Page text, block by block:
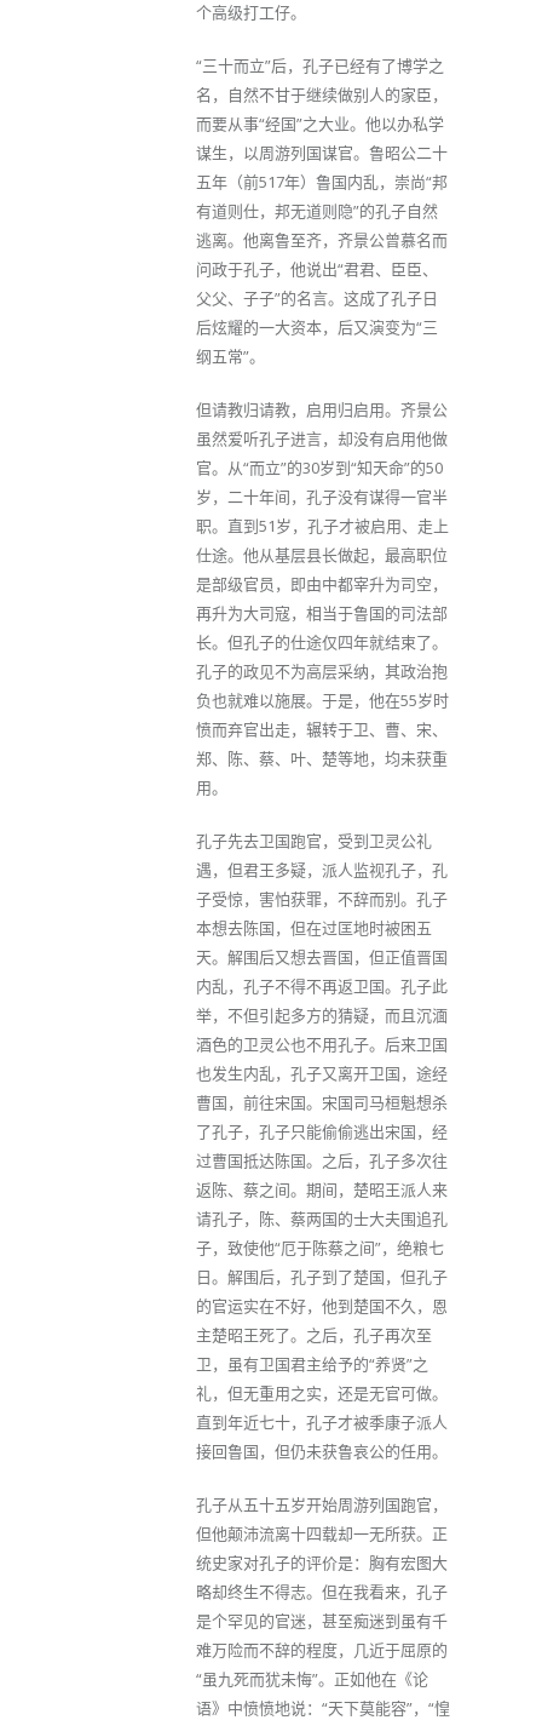
个高级打工仔。
“三十而立”后，孔子已经有了博学之
名，自然不甘于继续做别人的家臣，
而要从事“经国”之大业。他以办私学
谋生，以周游列国谋官。鲁昭公二十
五年（前517年）鲁国内乱，崇尚“邦
有道则仕，邦无道则隐”的孔子自然
逃离。他离鲁至齐，齐景公曾慕名而
问政于孔子，他说出“君君、臣臣、
父父、子子”的名言。这成了孔子日
后炫耀的一大资本，后又演变为“三
纲五常”。
但请教归请教，启用归启用。齐景公
虽然爱听孔子进言，却没有启用他做
官。从“而立”的30岁到“知天命”的50
岁，二十年间，孔子没有谋得一官半
职。直到51岁，孔子才被启用、走上
仕途。他从基层县长做起，最高职位
是部级官员，即由中都宰升为司空，
再升为大司寇，相当于鲁国的司法部
长。但孔子的仕途仅四年就结束了。
孔子的政见不为高层采纳，其政治抱
负也就难以施展。于是，他在55岁时
愤而弃官出走，辗转于卫、曹、宋、
郑、陈、蔡、叶、楚等地，均未获重
用。
孔子先去卫国跑官，受到卫灵公礼
遇，但君王多疑，派人监视孔子，孔
子受惊，害怕获罪，不辞而别。孔子
本想去陈国，但在过匡地时被困五
天。解围后又想去晋国，但正值晋国
内乱，孔子不得不再返卫国。孔子此
举，不但引起多方的猜疑，而且沉湎
酒色的卫灵公也不用孔子。后来卫国
也发生内乱，孔子又离开卫国，途经
曹国，前往宋国。宋国司马桓魁想杀
了孔子，孔子只能偷偷逃出宋国，经
过曹国抵达陈国。之后，孔子多次往
返陈、蔡之间。期间，楚昭王派人来
请孔子，陈、蔡两国的士大夫围追孔
子，致使他“厄于陈蔡之间”，绝粮七
日。解围后，孔子到了楚国，但孔子
的官运实在不好，他到楚国不久，恩
主楚昭王死了。之后，孔子再次至
卫，虽有卫国君主给予的“养贤”之
礼，但无重用之实，还是无官可做。
直到年近七十，孔子才被季康子派人
接回鲁国，但仍未获鲁哀公的任用。
孔子从五十五岁开始周游列国跑官，
但他颠沛流离十四载却一无所获。正
统史家对孔子的评价是：胸有宏图大
略却终生不得志。但在我看来，孔子
是个罕见的官迷，甚至痴迷到虽有千
难万险而不辞的程度，几近于屈原的
“虽九死而犹未悔”。正如他在《论
语》中愤愤地说：“天下莫能容”，“惶